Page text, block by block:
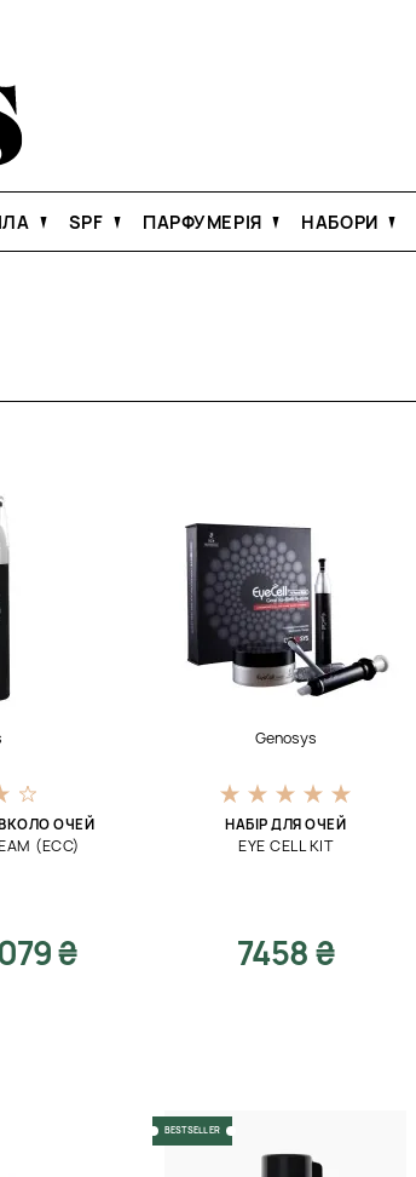
SPF ПАРФУМЕРІЯ НАБОРИ
ОЧЕЙ
(ECC)
₴
Genosys
НАБІР ДЛЯ ОЧЕЙ
EYE CELL KIT
7458 ₴
BESTSELLER